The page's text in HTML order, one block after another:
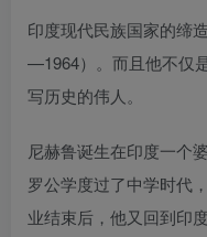
印度现代民族国家的缔
—1964）。而且他不仅
写历史的伟人。
尼赫鲁诞生在印度一个
罗公学度过了中学时代
业结束后，他又回到印